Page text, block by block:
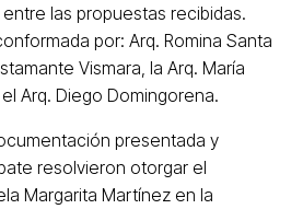
las propuestas recibidas.
por: Arq. Romina Santa
Vismara, la Arq. María
Arq. Diego Domingorena.
presentada y
resolvieron otorgar el
Margarita Martínez en la